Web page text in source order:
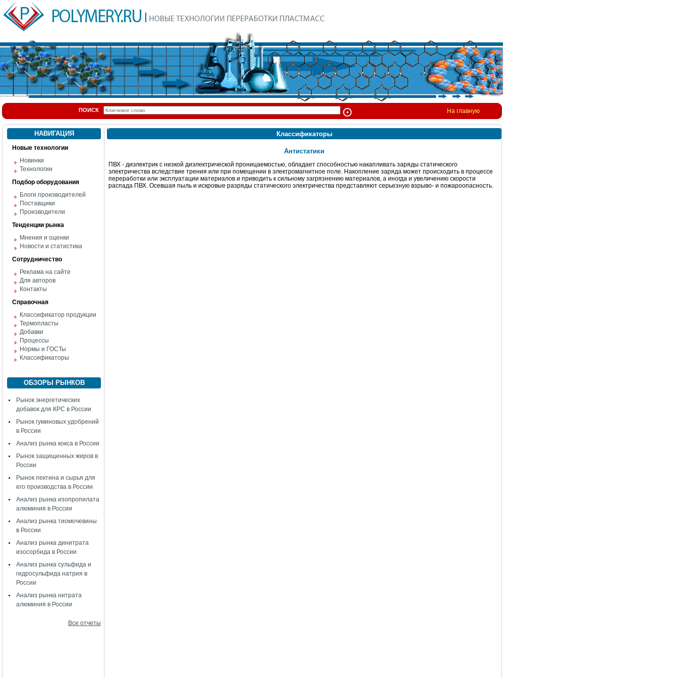
ПОИСК На главную
НАВИГАЦИЯ
Новые технологии
Новинки
Технологии
Подбор оборудования
Блоги производителей
Поставщики
Производители
Тенденции рынка
Мнения и оценки
Новости и статистика
Сотрудничество
Реклама на сайте
Для авторов
Контакты
Справочная
Классификатор продукции
Термопласты
Добавки
Процессы
Нормы и ГОСТы
Классификаторы
ОБЗОРЫ РЫНКОВ
Рынок энергетических
добавок для КРС в России
Рынок гуминовых удобрений
в России
Анализ рынка кокса в России
Рынок защищенных жиров в
России
Рынок пектина и сырья для
его производства в России
Анализ рынка изопропилата
алюминия в России
Анализ рынка тиомочевины
в России
Анализ рынка динитрата
изосорбида в России
Анализ рынка сульфида и
гидросульфида натрия в
России
Анализ рынка нитрата
алюминия в России
Все отчеты
Классификаторы
Антистатики
ПВХ - диэлектрик с низкой диэлектрической проницаемостью, обладает способностью накапливать заряды статического
электричества вследствие трения или при помещении в электромагнитное поле. Накопление заряда может происходить в процессе
переработки или эксплуатации материалов и приводить к сильному загрязнению материалов, а иногда и увеличению скорости
распада ПВХ. Осевшая пыль и искровые разряды статического электричества представляют серьезную взрыво- и пожароопасность.